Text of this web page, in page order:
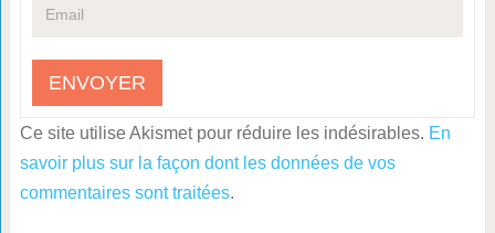
Ce site utilise Akismet pour réduire les indésirables. En
savoir plus sur la façon dont les données de vos
commentaires sont traitées.